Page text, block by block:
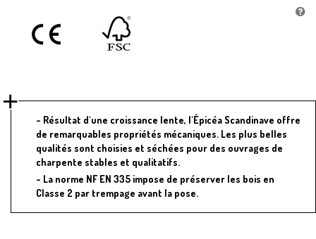
Résultat d'une croissance lente, l'Épicéa Scandinave offre
de remarquables propriétés mécaniques. Les plus belles
qualités sont choisies et séchées pour des ouvrages de
charpente stables et qualitatifs.
La norme NF EN 335 impose de préserver les bois en
Classe 2 par trempage avant la pose.